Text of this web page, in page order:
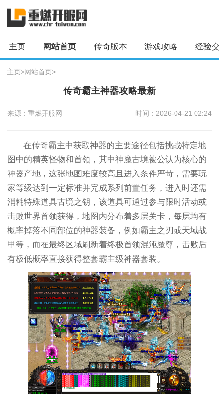
主页 网站首页 传奇版本 游戏攻略 经验
主页>网站首页>
传奇霸主神器攻略最新
来源：重燃开服网 时间：2026-04-21 02:24
在传奇霸主中获取神器的主要途径包括挑战特定地
图中的精英怪物和首领，其中神魔古境被公认为核心的
神器产地，这张地图难度较高且进入条件严苛，需要玩
家等级达到一定标准并完成系列前置任务，进入时还需
消耗特殊道具古境之钥，该道具可通过参与限时活动或
击败世界首领获得，地图内分布着多层关卡，每层均有
概率掉落不同部位的神器装备，例如霸主之刃或天域战
甲等，而在最终区域刷新着终极首领混沌魔尊，击败后
有极低概率直接获得整套霸主级神器套装。